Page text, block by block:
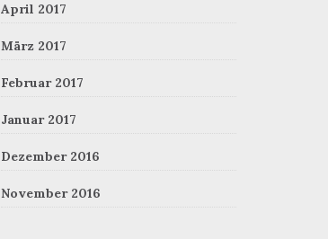
April 2017
März 2017
Februar 2017
Januar 2017
Dezember 2016
November 2016